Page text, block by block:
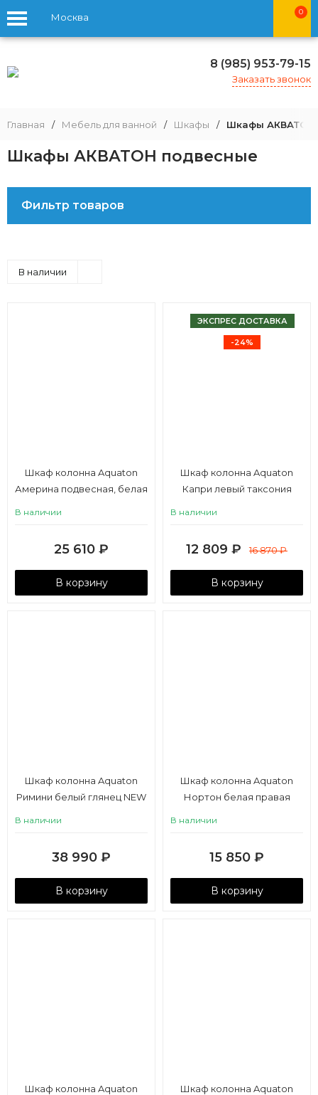
Москва 0
8 (985) 953-79-15
Заказать звонок
Главная / Мебель для ванной / Шкафы / Шкафы АКВАТОН
Шкафы АКВАТОН подвесные
Фильтр товаров
В наличии
Шкаф колонна Aquaton
Америна подвесная, белая
В наличии
25 610 ₽
В корзину
ЭКСПРЕС ДОСТАВКА
-24%
Шкаф колонна Aquaton
Капри левый таксония
В наличии
12 809 ₽ 16 870₽
В корзину
Шкаф колонна Aquaton
Римини белый глянец NEW
В наличии
38 990 ₽
В корзину
Шкаф колонна Aquaton
Нортон белая правая
В наличии
15 850 ₽
В корзину
Шкаф колонна Aquaton
Шкаф колонна Aquaton